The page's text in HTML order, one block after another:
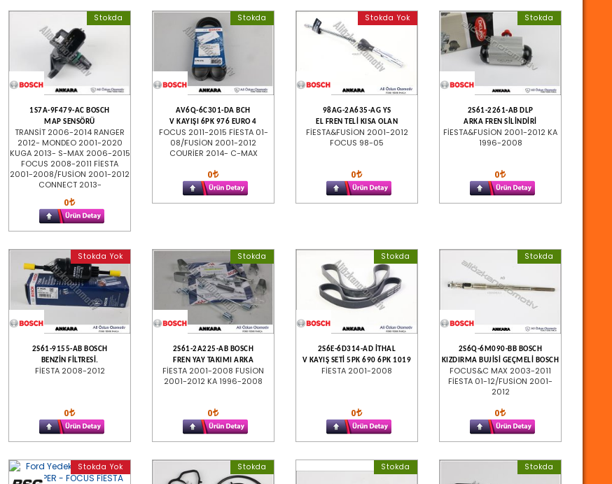
Stokda
1S7A-9F479-AC BOSCH
MAP SENSÖRÜ
TRANSİT 2006-2014 RANGER
2012- MONDEO 2001-2020
KUGA 2013- S-MAX 2006-2015
FOCUS 2008-2011 FİESTA
2001-2008/FUSİON 2001-2012
CONNECT 2013-
0
Stokda
AV6Q-6C301-DA BCH
V KAYIŞI 6PK 976 EURO 4
FOCUS 2011-2015 FİESTA 01-
08/FUSİON 2001-2012
COURİER 2014- C-MAX
0
Stokda Yok
98AG-2A635-AG YS
EL FREN TELİ KISA OLAN
FİESTA&FUSİON 2001-2012
FOCUS 98-05
0
Stokda
2S61-2261-AB DLP
ARKA FREN SİLİNDİRİ
FİESTA&FUSİON 2001-2012 KA
1996-2008
0
Stokda Yok
2S61-9155-AB BOSCH
BENZİN FİLTRESİ.
FİESTA 2008-2012
0
Stokda
2S61-2A225-AB BOSCH
FREN YAY TAKIMI ARKA
FİESTA 2001-2008 FUSİON
2001-2012 KA 1996-2008
0
Stokda
2S6E-6D314-AD İTHAL
V KAYIŞ SETİ 5PK 690 6PK 1019
FİESTA 2001-2008
0
Stokda
2S6Q-6M090-BB BOSCH
KIZDIRMA BUJİSİ GEÇMELİ BOSCH
FOCUS&C MAX 2003-2011
FİESTA 01-12/FUSİON 2001-
2012
0
Stokda Yok Stokda Stokda Stokda